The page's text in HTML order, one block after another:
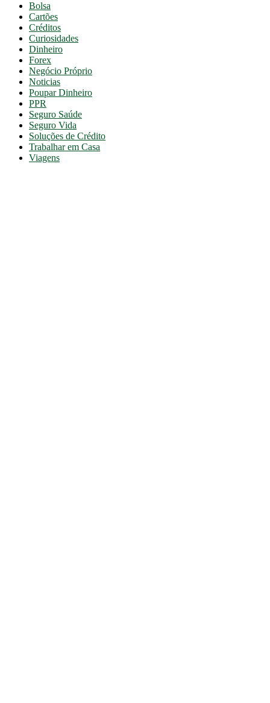
Bolsa
Cartões
Créditos
Curiosidades
Dinheiro
Forex
Negócio Próprio
Noticias
Poupar Dinheiro
PPR
Seguro Saúde
Seguro Vida
Soluções de Crédito
Trabalhar em Casa
Viagens